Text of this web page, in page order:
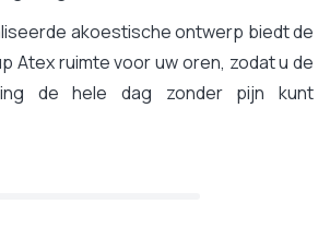
akoestische ontwerp biedt de
Atex ruimte voor uw oren, zodat u de
de hele dag zonder pijn kunt